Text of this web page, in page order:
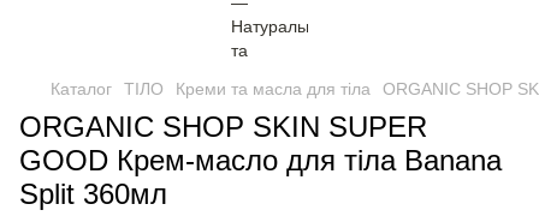
Каталог ТІЛО Креми та масла для тіла ORGANIC SHOP
ORGANIC SHOP SKIN SUPER
GOOD Крем-масло для тіла Banana
Split 360мл